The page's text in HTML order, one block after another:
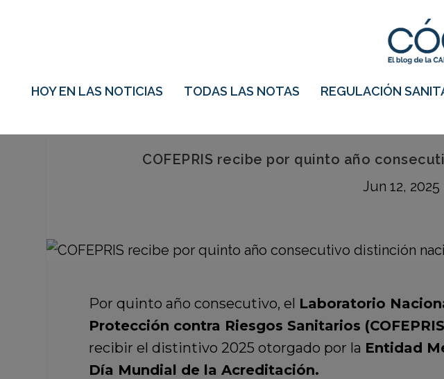
HOY EN LAS NOTICIAS TODAS LAS NOTAS REGULACIÓN
COFEPRIS recibe por quinto año
Jun 12, 2025
Por quinto año consecutivo, el Laboratorio
Protección contra Riesgos Sanitarios
recibir el distintivo 2025 otorgado por la Entidad
Día Mundial de la Acreditación.